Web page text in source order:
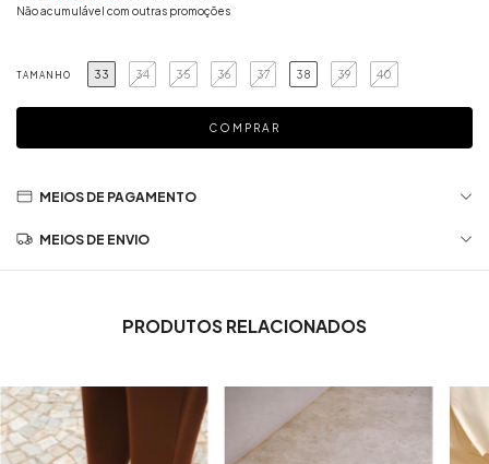
Não acumulável com outras promoções
TAMANHO 33 34 35 36 37 38 39 40
MEIOS DE PAGAMENTO
MEIOS DE ENVIO
PRODUTOS RELACIONADOS